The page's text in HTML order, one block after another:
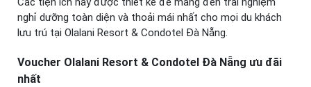
nghỉ dưỡng toàn diện và thoải mái nhất cho mọi du khách
lưu trú tại Olalani Resort & Condotel Đà Nẵng.
Voucher Olalani Resort & Condotel Đà Nẵng ưu đãi
nhất